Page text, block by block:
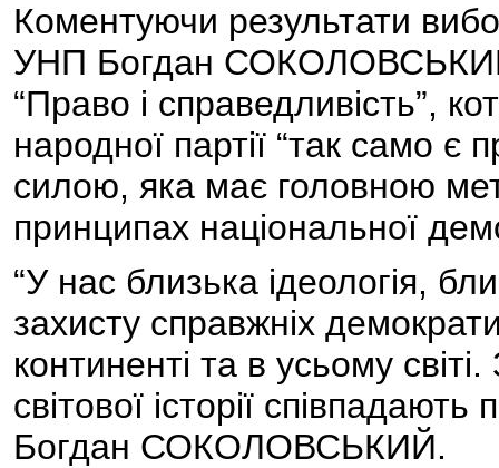
Коментуючи результати
УНП Богдан СОКОЛОВСЬКИЙ,
“Право і справедливість”,
народної партії “так само є
силою, яка має головною
принципах національної
“У нас близька ідеологія,
захисту справжніх
континенті та в усьому
світової історії
Богдан СОКОЛОВСЬКИЙ.